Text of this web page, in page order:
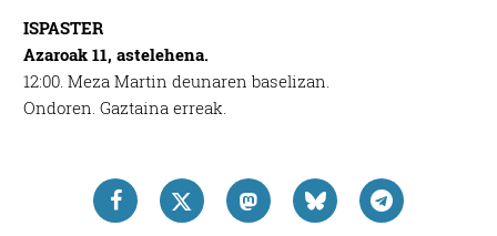
ISPASTER
Azaroak 11, astelehena.
12:00. Meza Martin deunaren baselizan.
Ondoren.Gaztaina erreak.